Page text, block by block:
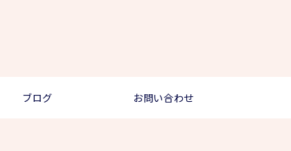
ブログ お問い合わせ